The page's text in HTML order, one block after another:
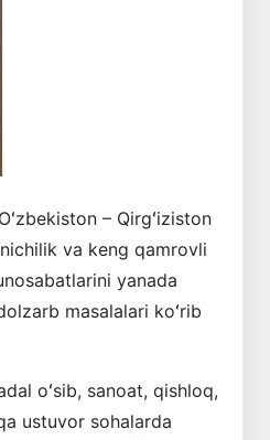
– Qirgʻiziston
va keng qamrovli
yanada
masalalari koʻrib
oʻsib, sanoat, qishloq,
ustuvor sohalarda